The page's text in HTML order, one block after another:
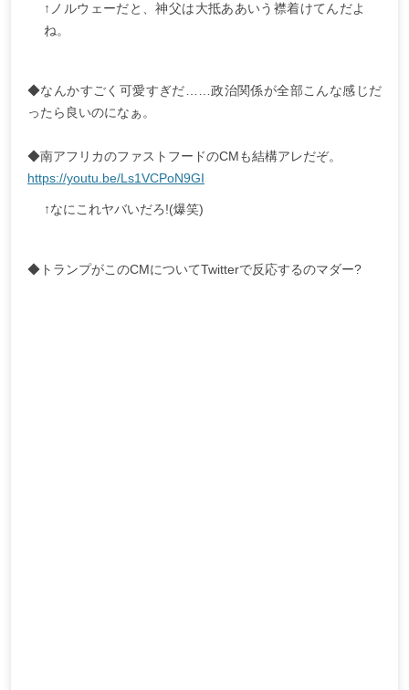
↑ノルウェーだと、神父は大抵ああいう襟着けてんだよ
ね。
◆なんかすごく可愛すぎだ……政治関係が全部こんな感じだ
ったら良いのになぁ。
◆南アフリカのファストフードのCMも結構アレだぞ。
https://youtu.be/Ls1VCPoN9GI
↑なにこれヤバいだろ!(爆笑)
◆トランプがこのCMについてTwitterで反応するのマダー?